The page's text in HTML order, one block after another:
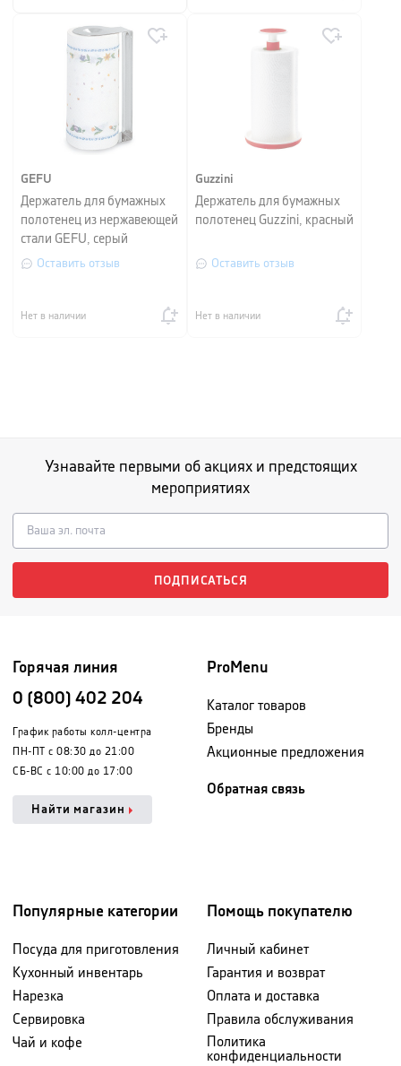
GEFU
Держатель для бумажных
полотенец из нержавеющей
стали GEFU, серый
Оставить отзыв
Нет в наличии
Guzzini
Держатель для бумажных
полотенец Guzzini, красный
Оставить отзыв
Нет в наличии
Узнавайте первыми об акциях и предстоящих
мероприятиях
ПОДПИСАТЬСЯ
Горячая линия
0 (800) 402 204
График работы колл-центра
ПН-ПТ с 08:30 до 21:00
СБ-ВС с 10:00 до 17:00
Найти магазин
ProMenu
Каталог товаров
Бренды
Акционные предложения
Обратная связь
Популярные категории
Посуда для приготовления
Кухонный инвентарь
Нарезка
Сервировка
Чай и кофе
Помощь покупателю
Личный кабинет
Гарантия и возврат
Оплата и доставка
Правила обслуживания
Политика
конфиденциальности